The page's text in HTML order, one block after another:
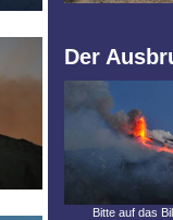
Der
Bitte auf das